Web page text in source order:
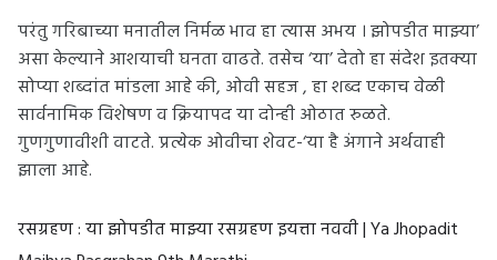
परंतु गरिबाच्या मनातील निर्मळ भाव हा त्यास अभय । झोपडीत माझ्या’
असा केल्याने आशयाची घनता वाढते. तसेच ‘या’ देतो हा संदेश इतक्या
सोप्या शब्दांत मांडला आहे की, ओवी सहज , हा शब्द एकाच वेळी
सार्वनामिक विशेषण व क्रियापद या दोन्ही ओठात रुळते.
गुणगुणावीशी वाटते. प्रत्येक ओवीचा शेवट-‘या है अंगाने अर्थवाही
झाला आहे.
रसग्रहण : या झोपडीत माझ्या रसग्रहण इयत्ता नववी | Ya Jhopadit